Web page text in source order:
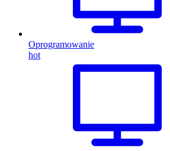
Oprogramowanie
hot